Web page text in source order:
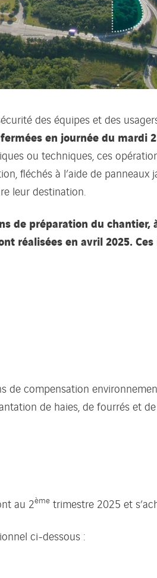
des équipes et des
en journée du mardi
ou techniques, ces
fléchés à l’aide de
leur destination.
de préparation du
réalisées en avril 2025.
compensation
de haies, de fourrés et
au 2ème trimestre 2025 et
ci-dessous :